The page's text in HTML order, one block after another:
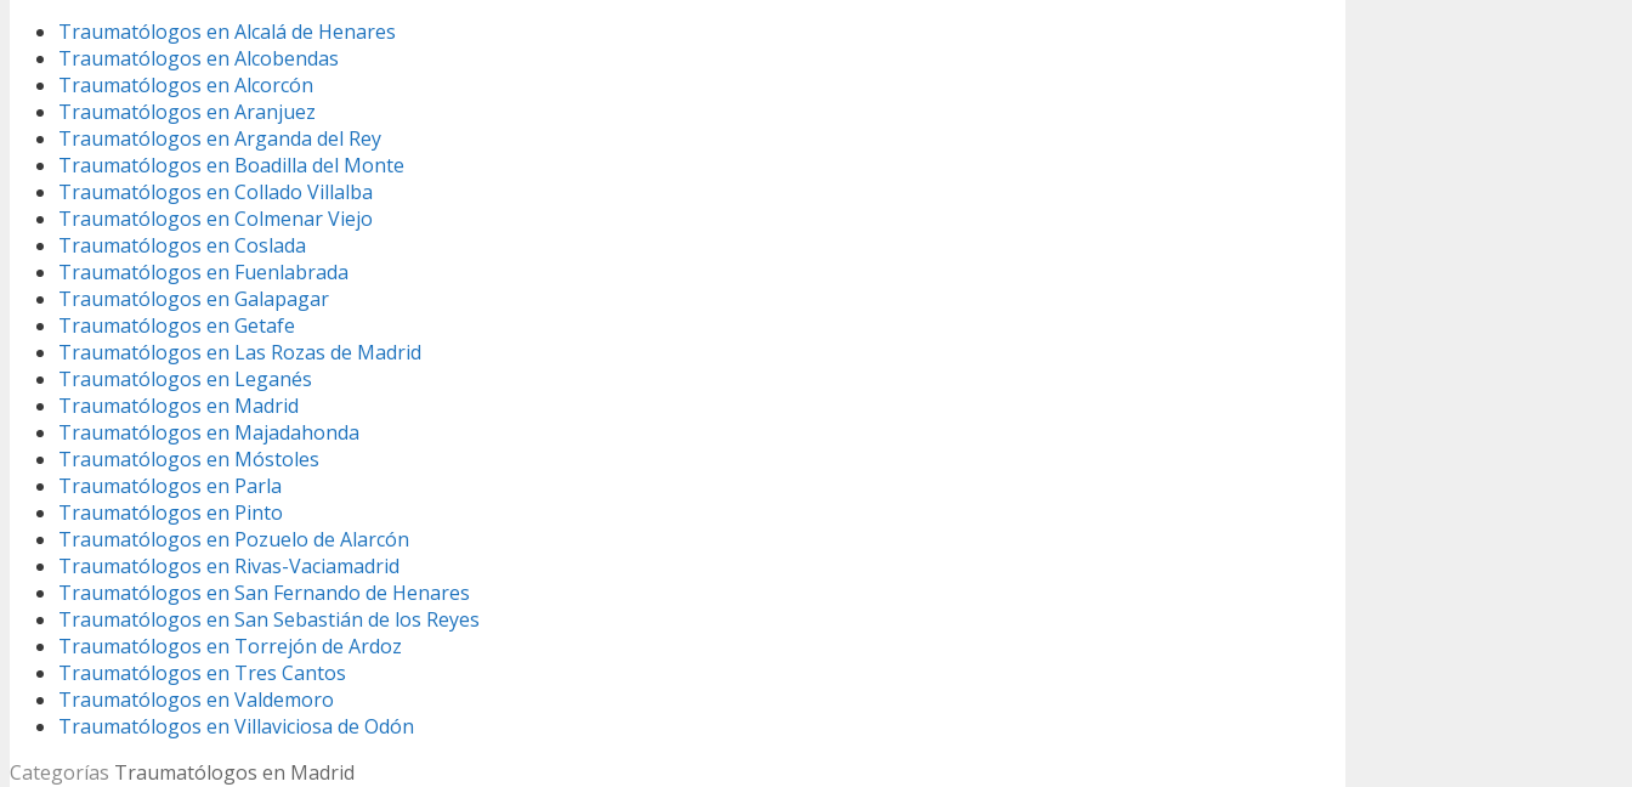
Traumatólogos en Alcalá de Henares
Traumatólogos en Alcobendas
Traumatólogos en Alcorcón
Traumatólogos en Aranjuez
Traumatólogos en Arganda del Rey
Traumatólogos en Boadilla del Monte
Traumatólogos en Collado Villalba
Traumatólogos en Colmenar Viejo
Traumatólogos en Coslada
Traumatólogos en Fuenlabrada
Traumatólogos en Galapagar
Traumatólogos en Getafe
Traumatólogos en Las Rozas de Madrid
Traumatólogos en Leganés
Traumatólogos en Madrid
Traumatólogos en Majadahonda
Traumatólogos en Móstoles
Traumatólogos en Parla
Traumatólogos en Pinto
Traumatólogos en Pozuelo de Alarcón
Traumatólogos en Rivas-Vaciamadrid
Traumatólogos en San Fernando de Henares
Traumatólogos en San Sebastián de los Reyes
Traumatólogos en Torrejón de Ardoz
Traumatólogos en Tres Cantos
Traumatólogos en Valdemoro
Traumatólogos en Villaviciosa de Odón
Categorías Traumatólogos en Madrid